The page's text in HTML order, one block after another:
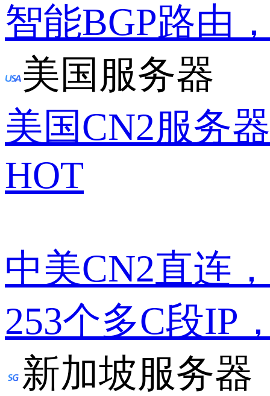
智能BGP路由
美国服务器
美国CN2服务器
HOT
中美CN2直连
253个多C段IP
新加坡服务器